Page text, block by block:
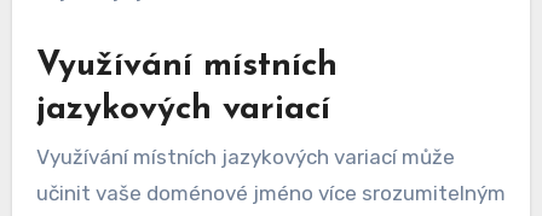
Využívání místních
jazykových variací
Využívání místních jazykových variací může
učinit vaše doménové jméno více srozumitelným